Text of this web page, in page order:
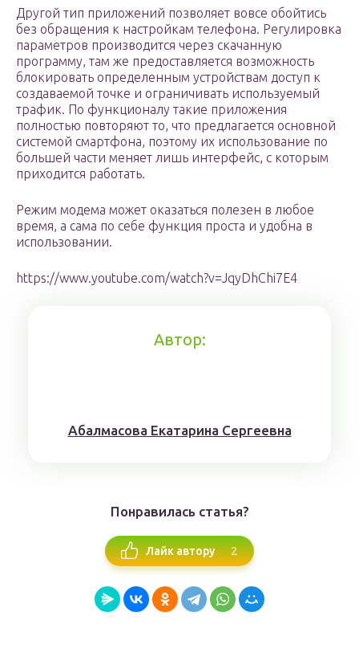
Другой тип приложений позволяет вовсе обойтись
без обращения к настройкам телефона. Регулировка
параметров производится через скачанную
программу, там же предоставляется возможность
блокировать определенным устройствам доступ к
создаваемой точке и ограничивать используемый
трафик. По функционалу такие приложения
полностью повторяют то, что предлагается основной
системой смартфона, поэтому их использование по
большей части меняет лишь интерфейс, с которым
приходится работать.
Режим модема может оказаться полезен в любое
время, а сама по себе функция проста и удобна в
использовании.
https://www.youtube.com/watch?v=JqyDhChi7E4
Автор:
Aбaлмaсoвa Eкaтaринa Ceргeeвнa
Понравилась статья?
Лайк автору 2